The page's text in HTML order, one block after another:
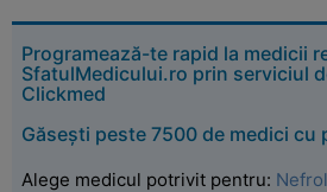
Programează-te rapid la medicii
SfatulMedicului.ro prin serviciul
Clickmed
Găsești peste 7500 de medici cu
Alege medicul potrivit pentru: